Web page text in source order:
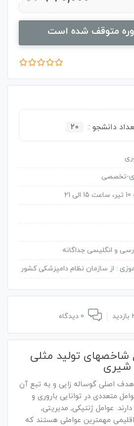
متوقف شده است
دانشجو : 20
تخصصی
و انگلیسی جداگانه
از سازمان نظام دامپزشکی کشور
شاخصهای تولید مثلی
شیری
اصلی گوساله زایی و به تبع آن
متعددی در توانایی باروری و
عوامل ژنتیکی, مدیریتی,
مهمترین عواملی هستند که